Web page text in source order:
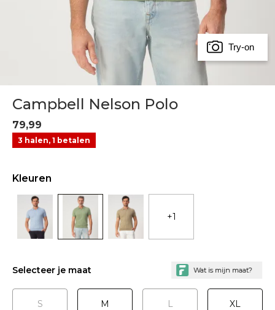
Campbell Nelson Polo
79,99
3 halen, 1 betalen
Kleuren
+1
Selecteer je maat
S M L XL
Try-on